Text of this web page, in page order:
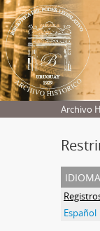
Archivo
idioma
Español